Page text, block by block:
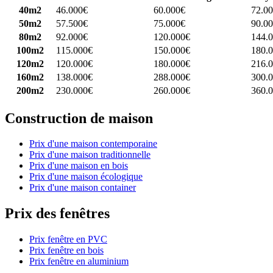
40m2
46.000€ 60.000€
50m2
57.500€ 75.000€
80m2
92.000€ 120.000€
100m2
115.000€ 150.000€
120m2
120.000€ 180.000€
160m2
138.000€ 288.000€
200m2
230.000€ 260.000€
Construction de maison
Prix d'une maison contemporaine
Prix d'une maison traditionnelle
Prix d'une maison en bois
Prix d'une maison écologique
Prix d'une maison container
Prix des fenêtres
Prix fenêtre en PVC
Prix fenêtre en bois
Prix fenêtre en aluminium